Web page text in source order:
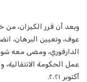
وبعد أن قرر الكيزان، من
عوف، وتعيين البرهان،
الدارفوري، ومضى معه
أكتوبر ٢٠٢١.